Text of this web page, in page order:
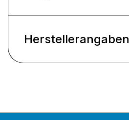
Herstellerangaben